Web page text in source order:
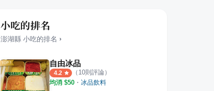
小吃的排名
澎湖縣 小吃的排名 ›
自由冰品
4.2 （ 10則評論）
均消 $50 ・ 冰品飲料